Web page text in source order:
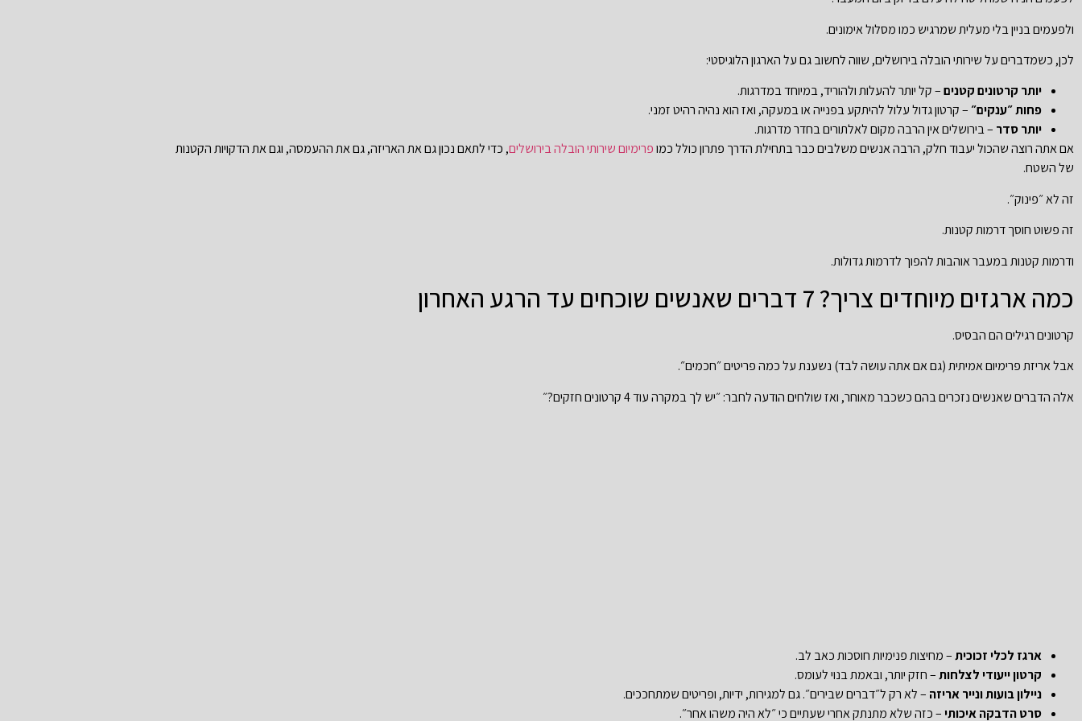
ולפעמים בניין בלי מעלית שמרגיש כמו מסלול אימונים.
לכן, כשמדברים על שירותי הובלה בירושלים, שווה לחשוב גם על הארגון הלוגיסטי:
יותר קרטונים קטנים– קל יותר להעלות ולהוריד, במיוחד במדרגות.
פחות ״ענקים״ – קרטון גדול עלול להיתקע בפנייה או במעקה, ואז הוא נהיה רהיט זמני.
יותר סדר – בירושלים אין הרבה מקום לאלתורים בחדר מדרגות.
אם אתה רוצה שהכול יעבוד חלק, הרבה אנשים משלבים כבר בתחילת הדרך פתרון כולל כמופרימיום שירותי הובלה בירושלים, כדי לתאם נכון גם את האריזה, גם את ההעמסה, וגם את הדקויות הקטנות
של השטח.
זה לא ״פינוק״.
זה פשוט חוסך דרמות קטנות.
ודרמות קטנות במעבר אוהבות להפוך לדרמות גדולות.
כמה ארגזים מיוחדים צריך? 7 דברים שאנשים שוכחים עד הרגע האחרון
קרטונים רגילים הם הבסיס.
אבל אריזת פרימיום אמיתית (גם אם אתה עושה לבד) נשענת על כמה פריטים ״חכמים״.
אלה הדברים שאנשים נזכרים בהם כשכבר מאוחר, ואז שולחים הודעה לחבר: ״יש לך במקרה עוד 4 קרטונים חזקים?״
ארגז לכלי זכוכית– מחיצות פנימיות חוסכות כאב לב.
קרטון ייעודי לצלחות– חזק יותר, ובאמת בנוי לעומס.
ניילון בועות ונייר אריזה – לא רק ל״דברים שבירים״. גם למגירות, ידיות, ופריטים שמתחככים.
סרט הדבקה איכותי– כזה שלא מתנתק אחרי שעתיים כי ״לא היה משהו אחר״.